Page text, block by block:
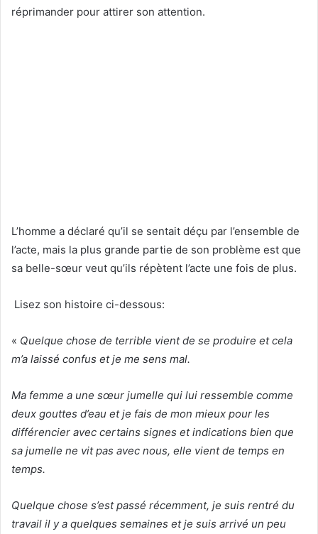
réprimander pour attirer son attention.
L’homme a déclaré qu’il se sentait déçu par l’ensemble de
l’acte, mais la plus grande partie de son problème est que
sa belle-sœur veut qu’ils répètent l’acte une fois de plus.
Lisez son histoire ci-dessous:
« Quelque chose de terrible vient de se produire et cela
m’a laissé confus et je me sens mal.
Ma femme a une sœur jumelle qui lui ressemble comme
deux gouttes d’eau et je fais de mon mieux pour les
différencier avec certains signes et indications bien que
sa jumelle ne vit pas avec nous, elle vient de temps en
temps.
Quelque chose s’est passé récemment, je suis rentré du
travail il y a quelques semaines et je suis arrivé un peu